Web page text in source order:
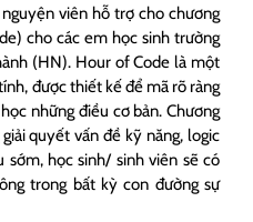
CHO NHÀ TÀI TRỢ
viên hỗ trợ cho chương
cho các em học sinh trường
(HN). Hour of Code là một
được thiết kế để mã rõ ràng
những điều cơ bản. Chương
quyết vấn đề kỹ năng, logic
sớm, học sinh/ sinh viên sẽ có
trong bất kỳ con đường sự